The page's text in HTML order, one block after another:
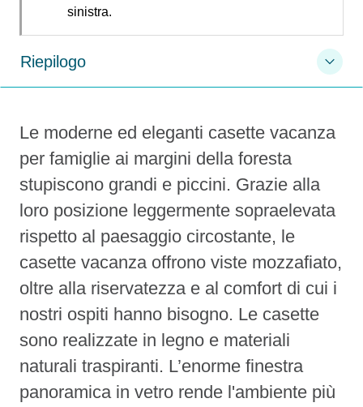
sinistra.
Riepilogo
Le moderne ed eleganti casette vacanza
per famiglie ai margini della foresta
stupiscono grandi e piccini. Grazie alla
loro posizione leggermente sopraelevata
rispetto al paesaggio circostante, le
casette vacanza offrono viste mozzafiato,
oltre alla riservatezza e al comfort di cui i
nostri ospiti hanno bisogno. Le casette
sono realizzate in legno e materiali
naturali traspiranti. L’enorme finestra
panoramica in vetro rende l'ambiente più